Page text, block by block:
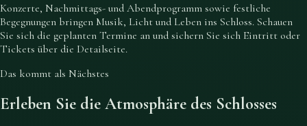
Konzerte, Nachmittags- und Abendprogramm sowie festliche
Begegnungen bringen Musik, Licht und Leben ins Schloss. Schauen
Sie sich die geplanten Termine an und sichern Sie sich Eintritt oder
Tickets über die Detailseite.
Das kommt als Nächstes
Erleben Sie die Atmosphäre des Schlosses